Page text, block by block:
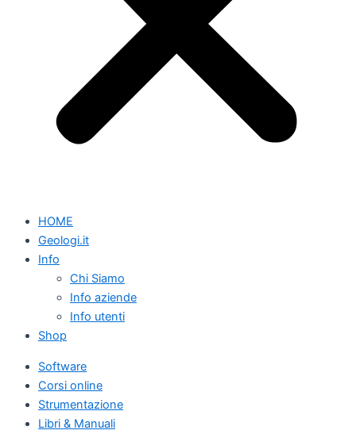
HOME
Geologi.it
Info
Chi Siamo
Info aziende
Info utenti
Shop
Software
Corsi online
Strumentazione
Libri & Manuali